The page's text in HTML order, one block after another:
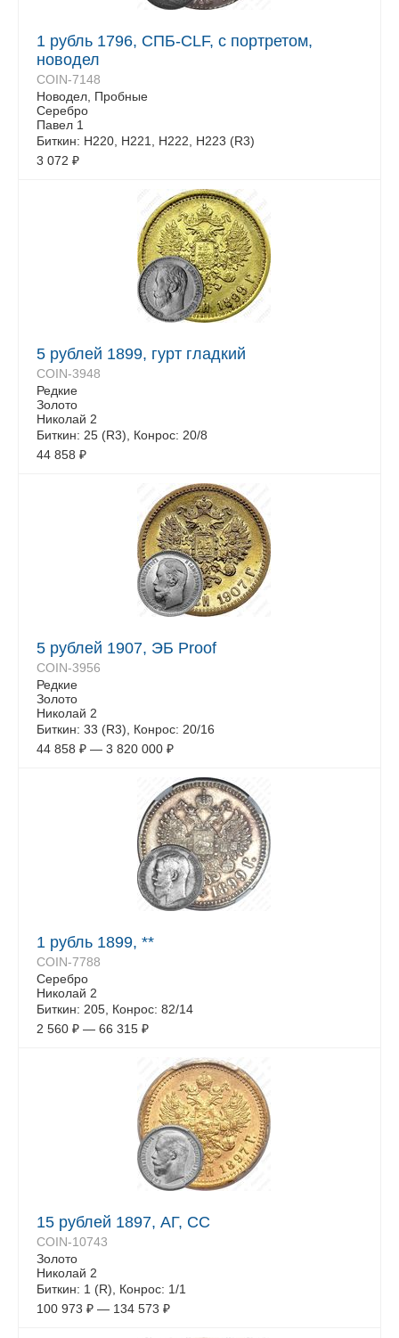
1 рубль 1796, СПБ-CLF, с портретом,
новодел
COIN-7148
Новодел, Пробные
Серебро
Павел 1
Биткин: Н220, Н221, Н222, Н223 (R3)
3 072 ₽
5 рублей 1899, гурт гладкий
COIN-3948
Редкие
Золото
Николай 2
Биткин: 25 (R3), Конрос: 20/8
44 858 ₽
5 рублей 1907, ЭБ Proof
COIN-3956
Редкие
Золото
Николай 2
Биткин: 33 (R3), Конрос: 20/16
44 858 ₽ — 3 820 000 ₽
1 рубль 1899, **
COIN-7788
Серебро
Николай 2
Биткин: 205, Конрос: 82/14
2 560 ₽ — 66 315 ₽
15 рублей 1897, АГ, СС
COIN-10743
Золото
Николай 2
Биткин: 1 (R), Конрос: 1/1
100 973 ₽ — 134 573 ₽